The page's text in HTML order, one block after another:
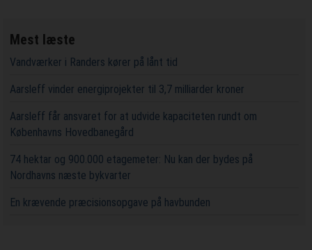
Mest læste
Vandværker i Randers kører på lånt tid
Aarsleff vinder energiprojekter til 3,7 milliarder kroner
Aarsleff får ansvaret for at udvide kapaciteten rundt om
Københavns Hovedbanegård
74 hektar og 900.000 etagemeter: Nu kan der bydes på
Nordhavns næste bykvarter
En krævende præcisionsopgave på havbunden